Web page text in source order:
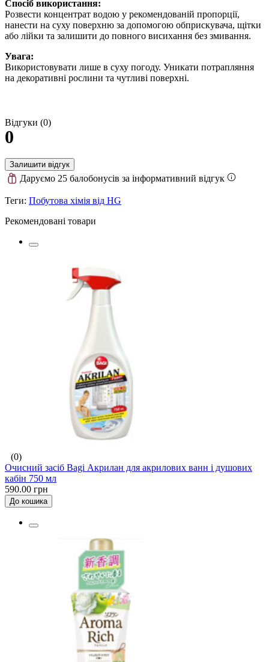
Спосіб використання:
Розвести концентрат водою у рекомендованій пропорції,
нанести на суху поверхню за допомогою обприскувача, щітки
або лійки та залишити до повного висихання без змивання.
Увага:
Використовувати лише в суху погоду. Уникати потрапляння
на декоративні рослини та чутливі поверхні.
Відгуки (0)
0
Залишити відгук
Даруємо 25 балобонусів за інформативний відгук
Теги: Побутова хімія від HG
Рекомендовані товари
(0)
Очисний засіб Bagi Акрилан для акрилових ванн і душових
кабін 750 мл
590.00 грн
До кошика